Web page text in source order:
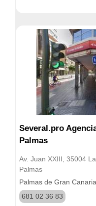
Several.pro
Palmas
Av. Juan XXIII, 35004
Palmas
Palmas de Gran
681 02 36 83